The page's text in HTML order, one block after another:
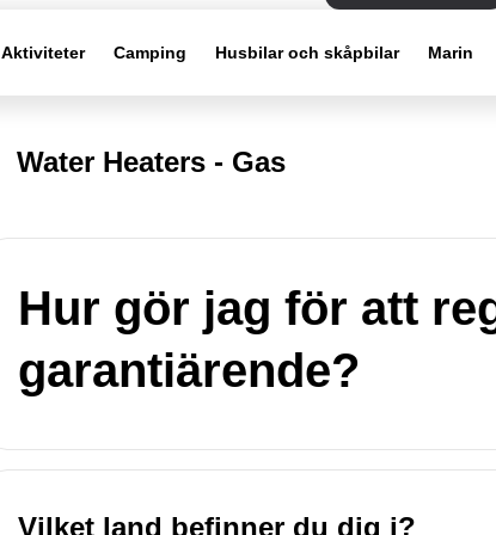
Aktiviteter Camping Husbilar och skåpbilar Marin
Water Heaters - Gas
Hur gör jag för att
garantiärende?
Vilket land befinner du dig i?